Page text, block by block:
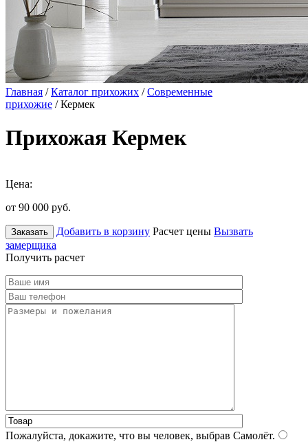
Главная /Каталог прихожих /Современные
прихожие / Кермек
Прихожая Кермек
Цена:
от 90 000 руб.
Заказать Добавить в корзину Расчет цены Вызвать
замерщика
Получить расчет
Пожалуйста, докажите, что вы человек, выбрав Самолёт.